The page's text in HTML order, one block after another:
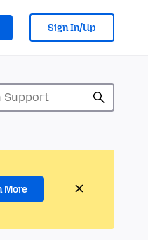
Sign In/Up
More